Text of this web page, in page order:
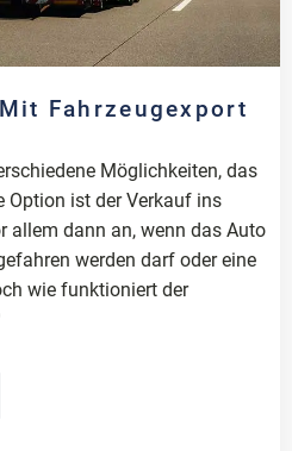
Fahrzeugexport
Möglichkeiten, das
Option ist der Verkauf ins
allem dann an, wenn das Auto
werden darf oder eine
wie funktioniert der